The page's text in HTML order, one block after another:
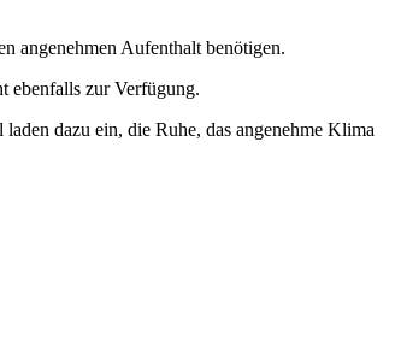
angenehmen Aufenthalt benötigen.
ebenfalls zur Verfügung.
dazu ein, die Ruhe, das angenehme Klima